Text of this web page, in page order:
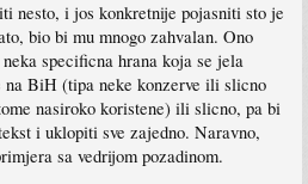
nesto, i jos konkretnije pojasniti sto je
bio bi mu mnogo zahvalan. Ono
specificna hrana koja se jela
BiH (tipa neke konzerve ili slicno
nasiroko koristene) ili slicno, pa bi
i uklopiti sve zajedno. Naravno,
sa vedrijom pozadinom.